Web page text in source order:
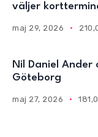
väljer
maj 29, 2026
Nil Daniel Ander on – Fakta om 52-åringen i
Göteborg
maj 27, 2026